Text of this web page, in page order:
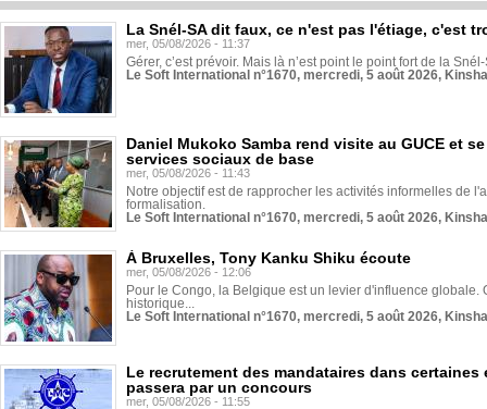
La Snél-SA dit faux, ce n'est pas l'étiage, c'est
mer, 05/08/2026 - 11:37
Gérer, c’est prévoir. Mais là n’est point le point fort de la
Le Soft International n°1670, mercredi, 5 août 2026,
Daniel Mukoko Samba rend visite au GUCE et
services sociaux de base
mer, 05/08/2026 - 11:43
Notre objectif est de rapprocher les activités informelles de
formalisation.
Le Soft International n°1670, mercredi, 5 août 2026,
À Bruxelles, Tony Kanku Shiku écoute
mer, 05/08/2026 - 12:06
Pour le Congo, la Belgique est un levier d'influence globale.
historique...
Le Soft International n°1670, mercredi, 5 août 2026,
Le recrutement des mandataires dans
passera par un concours
mer, 05/08/2026 - 11:55